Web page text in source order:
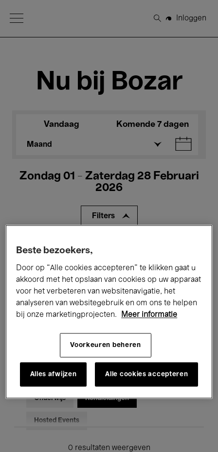
Open Menu
Zoeken
Inloggen
Nu bij Bozar
Vandaag Komende 7 dagen
Maand
Zondag 01 - Zaterdag 28 Februari
2026
Filters
Alle evenementen
Tentoonstellingen Films
Performances Lezingen & Debatten
Jazz Klassieke Muziek Global Music
Voor iedereen Kids’ Palace
Onderwijs Rondleidingen
Hosted Events
0 resultaten weergeven
Beste bezoekers,
Door op “Alle cookies accepteren” te klikken gaat u
akkoord met het opslaan van cookies op uw apparaat
voor het verbeteren van websitenavigatie, het
analyseren van websitegebruik en om ons te helpen
bij onze marketingprojecten.
Meer informatie
Voorkeuren beheren
Alles afwijzen Alle cookies accepteren